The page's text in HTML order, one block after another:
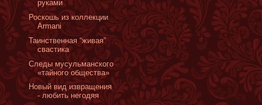
руками
Роскошь из коллекции
Armani
Таинственная “живая”
свастика
Cледы мусульманского
«тайного общества»
Новый вид извращения
- любить негодяя